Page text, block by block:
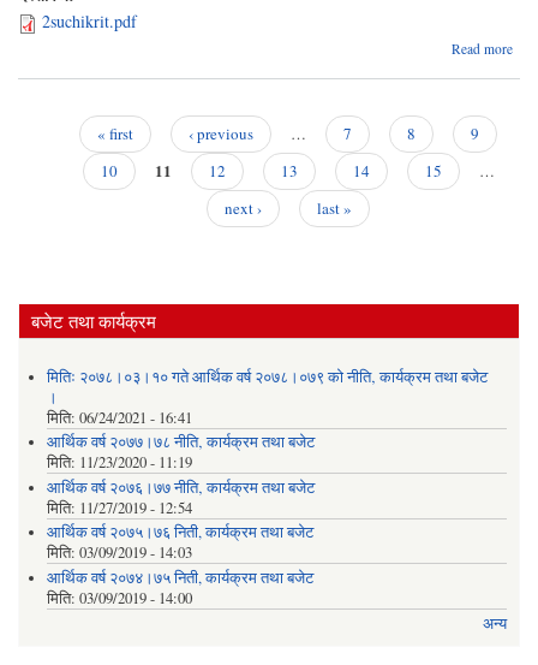
2suchikrit.pdf
Read more
« first ‹ previous … 7 8
9
10
11 12 13 14 15
…
next ›
last »
बजेट तथा कार्यक्रम
मितिः २०७८।०३।१० गते आर्थिक वर्ष २०७८।०७९ को नीति‚ कार्यक्रम तथा बजेट
।
मिति: 06/24/2021 - 16:41
आर्थिक वर्ष २०७७।७८ नीति‚ कार्यक्रम तथा बजेट
मिति: 11/23/2020 - 11:19
आर्थिक वर्ष २०७६।७७ नीति‚ कार्यक्रम तथा बजेट
मिति: 11/27/2019 - 12:54
आर्थिक वर्ष २०७५।७६ निती, कार्यक्रम तथा बजेट
मिति: 03/09/2019 - 14:03
आर्थिक वर्ष २०७४।७५ निती, कार्यक्रम तथा बजेट
मिति: 03/09/2019 - 14:00
अन्य